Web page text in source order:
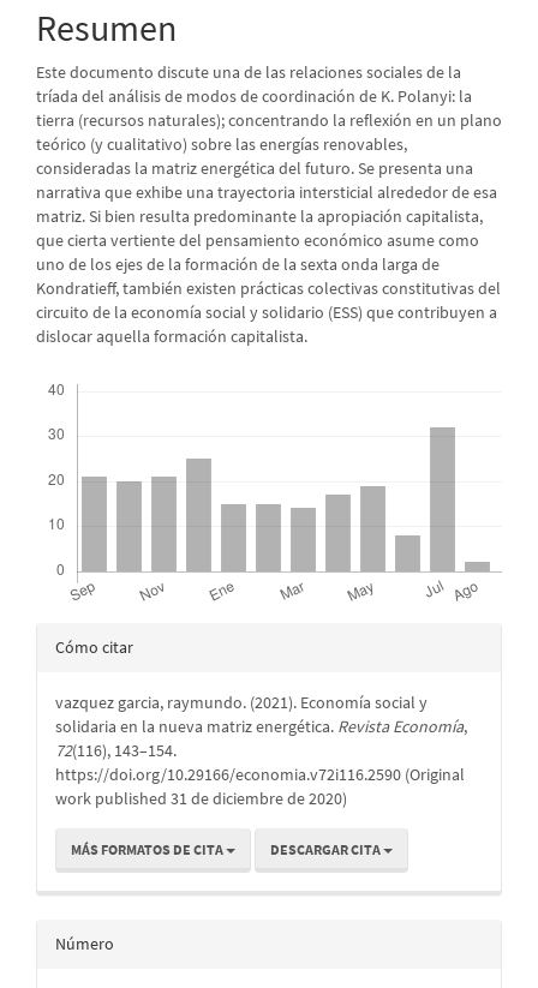
del
artículo
Resumen
Este documento discute una de las relaciones sociales de la
tríada del análisis de modos de coordinación de K. Polanyi: la
tierra (recursos naturales); concentrando la reflexión en un plano
teórico (y cualitativo) sobre las energías renovables,
consideradas la matriz energética del futuro. Se presenta una
narrativa que exhibe una trayectoria intersticial alrededor de esa
matriz. Si bien resulta predominante la apropiación capitalista,
que cierta vertiente del pensamiento económico asume como
uno de los ejes de la formación de la sexta onda larga de
Kondratieff, también existen prácticas colectivas constitutivas del
circuito de la economía social y solidario (ESS) que contribuyen a
dislocar aquella formación capitalista.
Detalles
artículo
Cómo citar
vazquez garcia, raymundo. (2021). Economía social y
solidaria en la nueva matriz energética. Revista Economía,
72(116), 143–154.
https://doi.org/10.29166/economia.v72i116.2590 (Original
work published 31 de diciembre de 2020)
MÁS FORMATOS DE CITA DESCARGAR CITA
Número